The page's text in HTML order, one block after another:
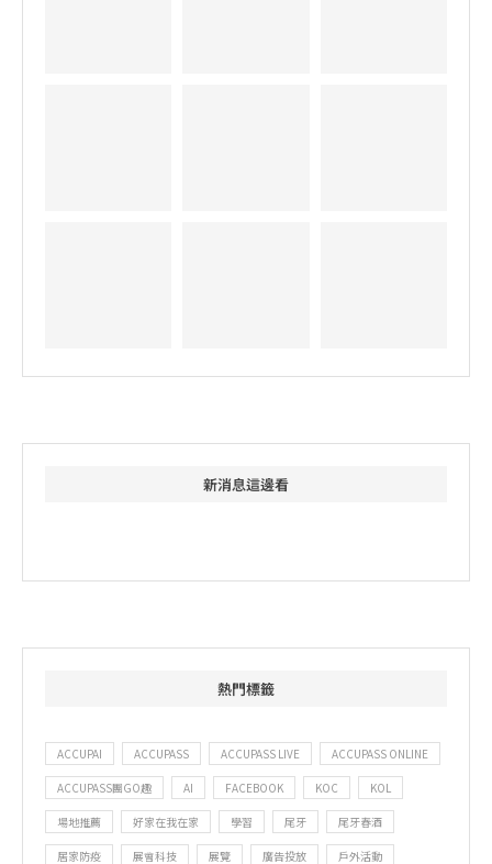
新消息這邊看
熱門標籤
ACCUPAI ACCUPASS ACCUPASS LIVE ACCUPASS ONLINE
ACCUPASS團GO趣 AI FACEBOOK KOC KOL
場地推薦 好家在我在家 學習 尾牙 尾牙春酒
居家防疫 展會科技 展覽 廣告投放 戶外活動